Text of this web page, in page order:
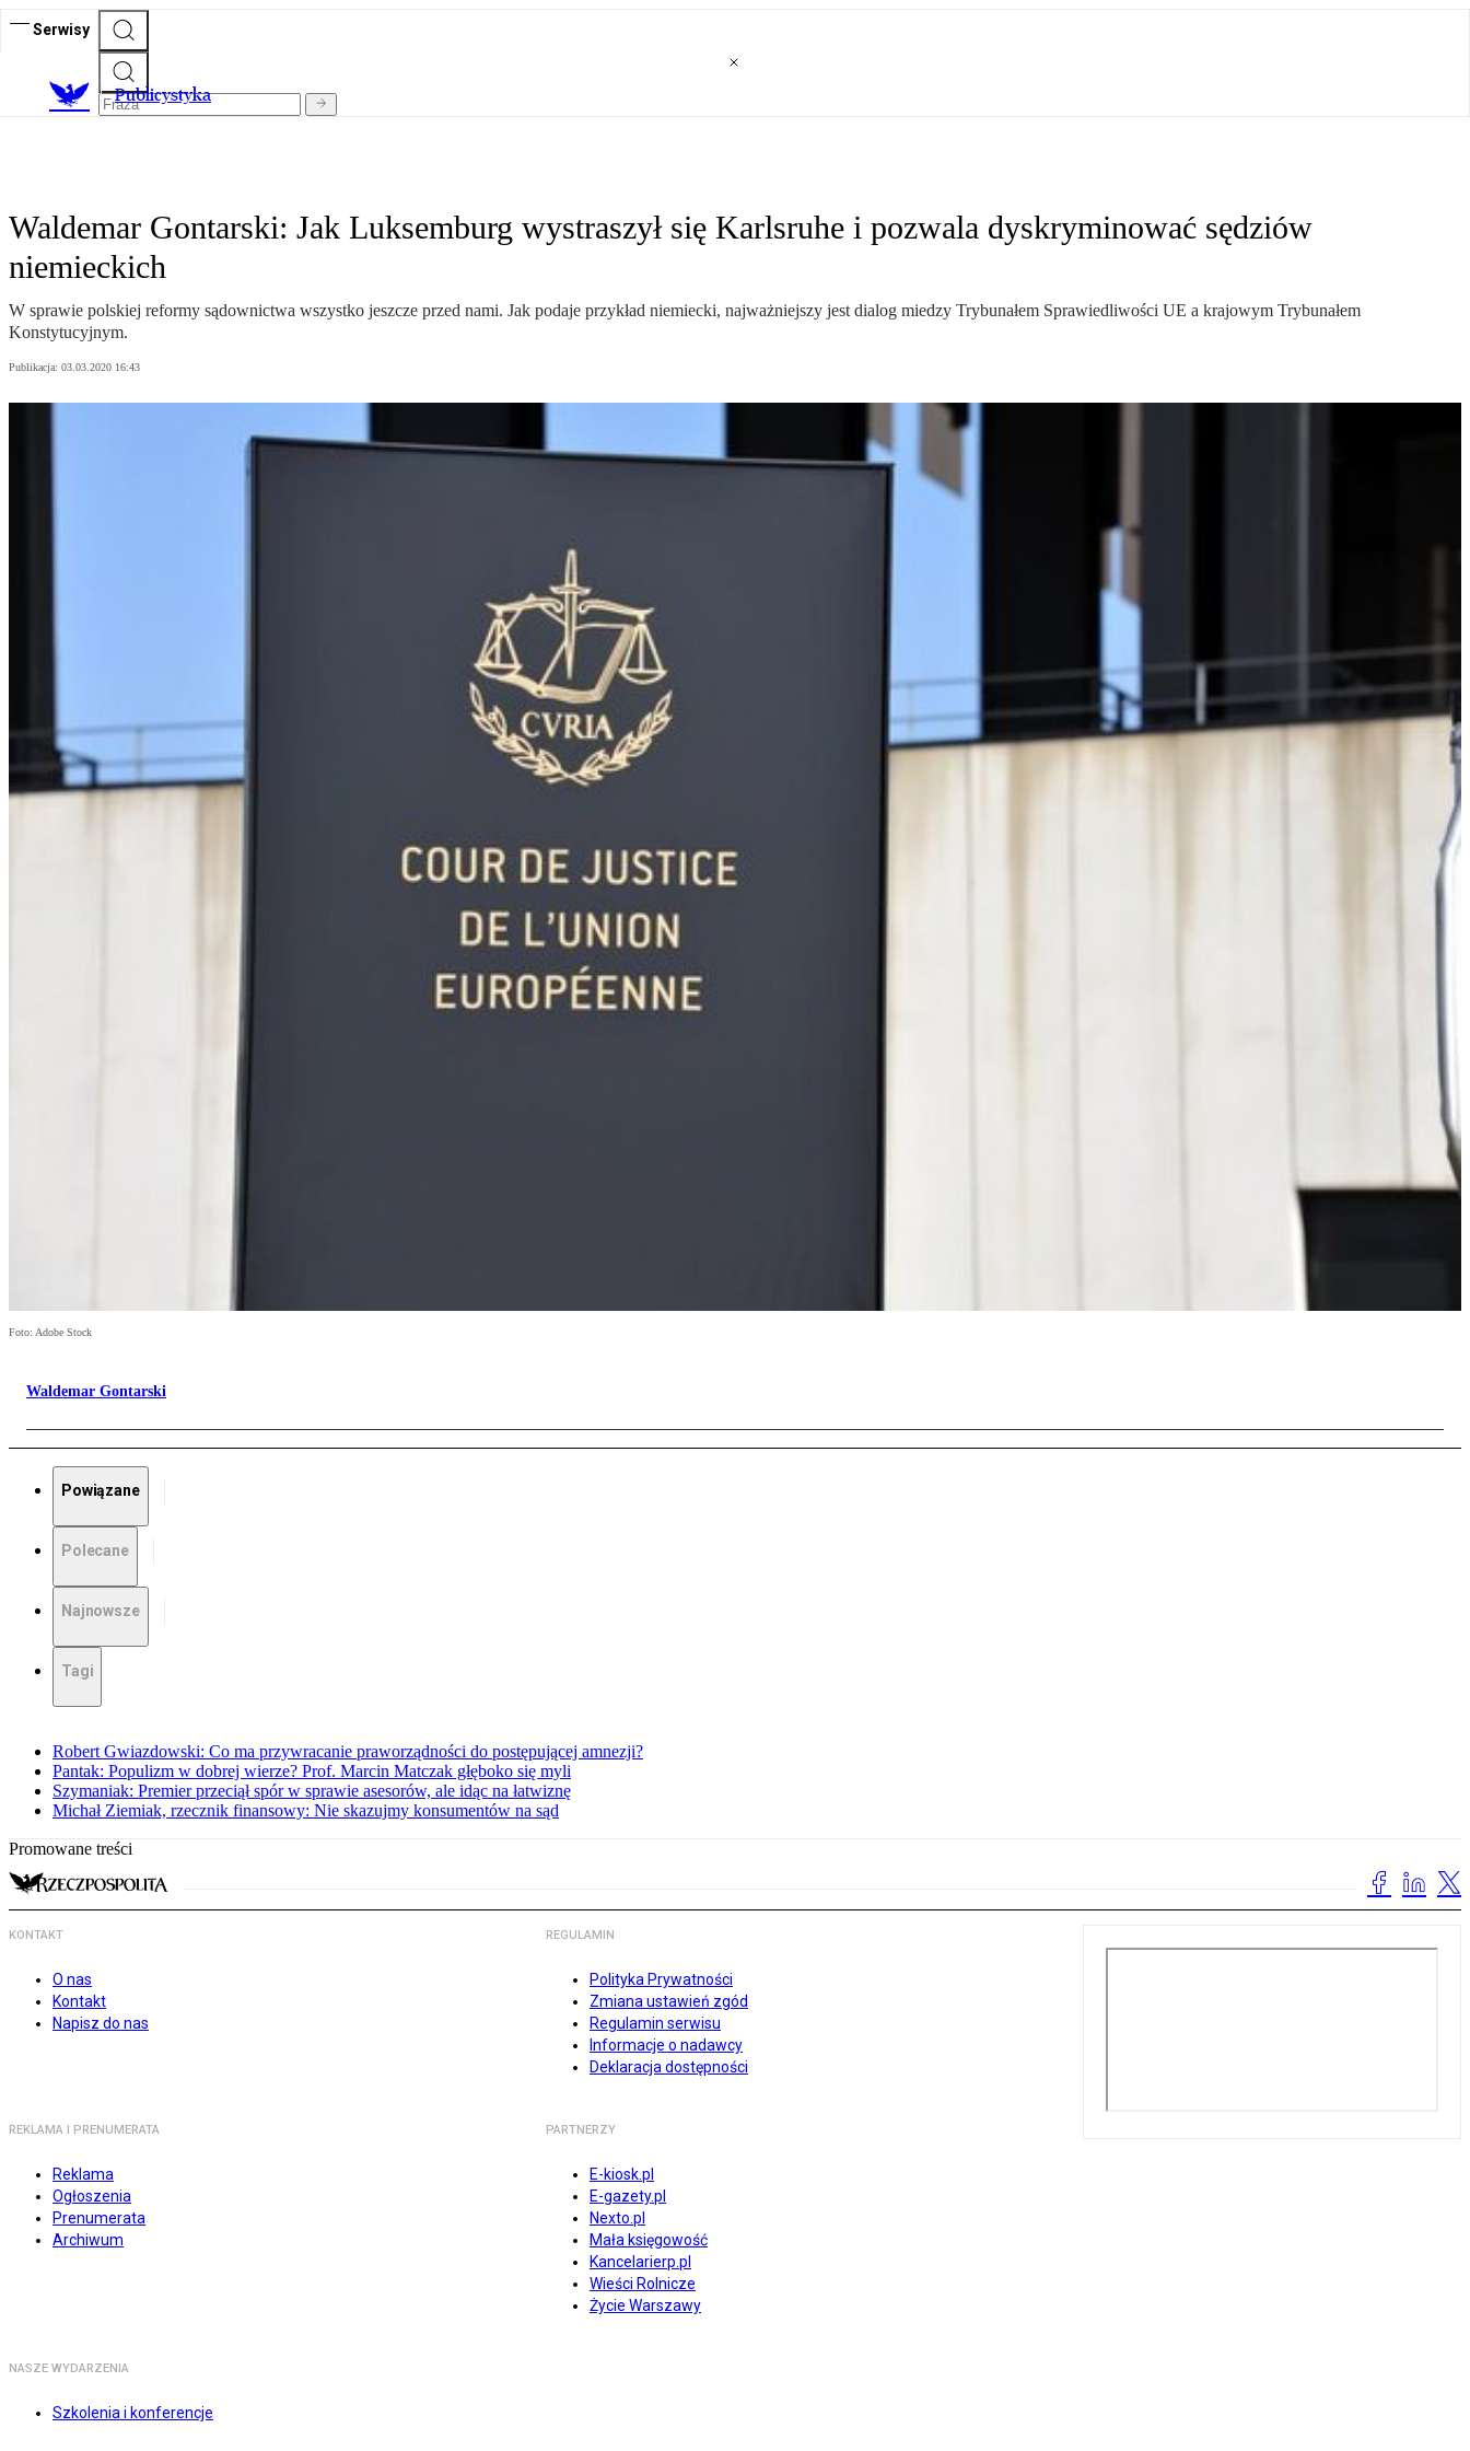
Serwisy
Publicystyka
Waldemar Gontarski: Jak Luksemburg wystraszył się Karlsruhe i pozwala dyskryminować sędziów
niemieckich
W sprawie polskiej reformy sądownictwa wszystko jeszcze przed nami. Jak podaje przykład niemiecki, najważniejszy jest dialog miedzy Trybunałem Sprawiedliwości UE a krajowym Trybunałem
Konstytucyjnym.
Publikacja: 03.03.2020 16:43
Foto: Adobe Stock
Waldemar Gontarski
Powiązane
Polecane
Najnowsze
Tagi
Robert Gwiazdowski: Co ma przywracanie praworządności do postępującej amnezji?
Pantak: Populizm w dobrej wierze? Prof. Marcin Matczak głęboko się myli
Szymaniak: Premier przeciął spór w sprawie asesorów, ale idąc na łatwiznę
Michał Ziemiak, rzecznik finansowy: Nie skazujmy konsumentów na sąd
Promowane treści
KONTAKT
O nas
Kontakt
Napisz do nas
REGULAMIN
Polityka Prywatności
Zmiana ustawień zgód
Regulamin serwisu
Informacje o nadawcy
Deklaracja dostępności
REKLAMA I PRENUMERATA
Reklama
Ogłoszenia
Prenumerata
Archiwum
PARTNERZY
E-kiosk.pl
E-gazety.pl
Nexto.pl
Mała księgowość
Kancelarierp.pl
Wieści Rolnicze
Życie Warszawy
NASZE WYDARZENIA
Szkolenia i konferencje